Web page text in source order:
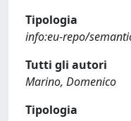
Tipologia
info:eu-repo/
Tutti gli autori
Marino, Domenico
Tipologia